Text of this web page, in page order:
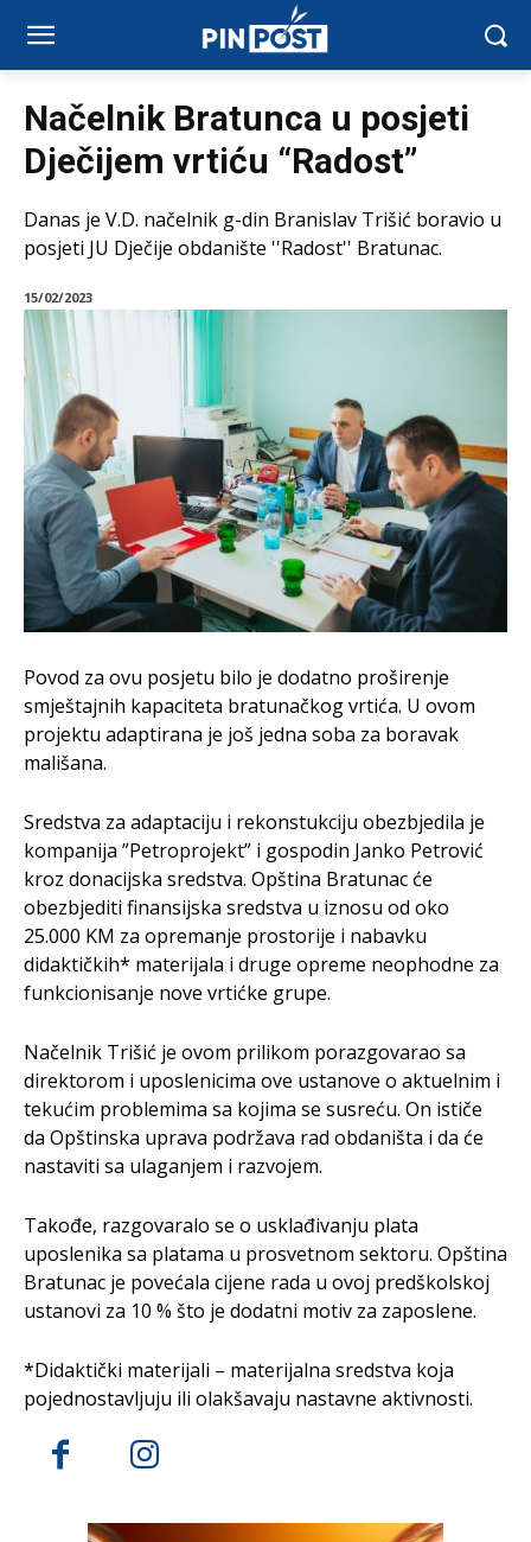
Načelnik Bratunca u posjeti
Dječijem vrtiću “Radost”
Danas je V.D. načelnik g-din Branislav Trišić boravio u
posjeti JU Dječije obdanište ''Radost'' Bratunac.
15/02/2023
Povod za ovu posjetu bilo je dodatno proširenje
smještajnih kapaciteta bratunačkog vrtića. U ovom
projektu adaptirana je još jedna soba za boravak
mališana.
Sredstva za adaptaciju i rekonstukciju obezbjedila je
kompanija ”Petroprojekt” i gospodin Janko Petrović
kroz donacijska sredstva. Opština Bratunac će
obezbjediti finansijska sredstva u iznosu od oko
25.000 KM za opremanje prostorije i nabavku
didaktičkih* materijala i druge opreme neophodne za
funkcionisanje nove vrtićke grupe.
Načelnik Trišić je ovom prilikom porazgovarao sa
direktorom i uposlenicima ove ustanove o aktuelnim i
tekućim problemima sa kojima se susreću. On ističe
da Opštinska uprava podržava rad obdaništa i da će
nastaviti sa ulaganjem i razvojem.
Takođe, razgovaralo se o usklađivanju plata
uposlenika sa platama u prosvetnom sektoru. Opština
Bratunac je povećala cijene rada u ovoj predškolskoj
ustanovi za 10 % što je dodatni motiv za zaposlene.
*Didaktički materijali – materijalna sredstva koja
pojednostavljuju ili olakšavaju nastavne aktivnosti.